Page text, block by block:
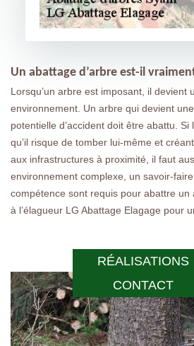
RÉALISATIONS
CONTACT
Un abattage d’arbre est-il
Lorsqu’un arbre est imposant, il devient
environnement. Un arbre qui devient
potentielle d’accident doit être abattu. Si
qu’il risque de tomber lui-même et
aux infrastructures à proximité, il faut
environnement complexe, un savoir-
compétence sont requis pour abattre un
à l’élagueur LG Abattage Elagage pour